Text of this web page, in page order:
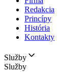
Redakcia
Princípy
História
Kontakty
Služby
Služby